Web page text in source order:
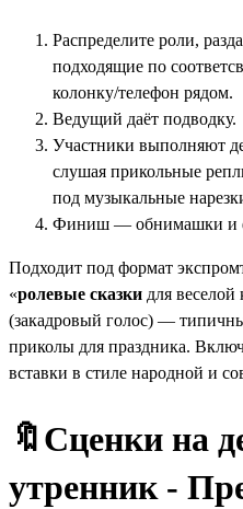
Распределите роли,
подходящие по
колонку/телефон рядом.
Ведущий даёт подводку.
Участники выполняют
слушая прикольные
под музыкальные
Финиш — обнимашки и
Подходит под формат
«ролевые сказки для
(закадровый голос) —
приколы для праздника.
вставки в стиле народной и
🔖Сценки на
утренник -